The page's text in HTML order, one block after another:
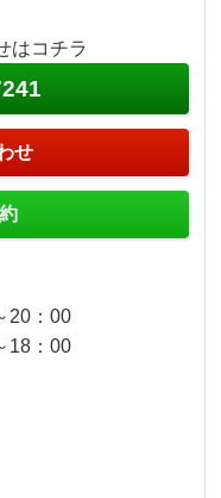
はコチラ
せ
20：00
18：00